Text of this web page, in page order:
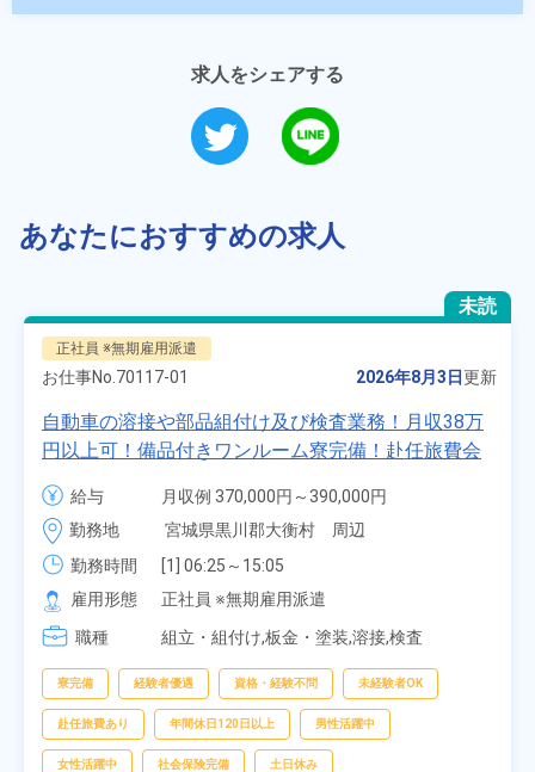
求人をシェアする
あなたにおすすめの求人
未読
正社員 ※無期雇用派遣
お仕事No. 70117-01 2026年8月3日更新
自動車の溶接や部品組付け及び検査業務！月収38万
円以上可！備品付きワンルーム寮完備！赴任旅費会
社負担★人気の土日休み！昇給＆業績賞与あり！
車・バイク通勤可！無料駐車場あり！カップルでの
応募OK★《宮城県大衡村》
給与
月収例 370,000円～390,000円
時給 1,700円～1,700円
勤務地
宮城県黒川郡大衡村　周辺
勤務時間
[1] 06:25～15:05
[2] 16:00～00:40
[3] 16:30～01:10
[4] 08:00～16:40
雇用形態
正社員 ※無期雇用派遣
職種
組立・組付け,板金・塗装,溶接,検査
寮完備 経験者優遇 資格・経験不問 未経験者OK
赴任旅費あり 年間休日120日以上 男性活躍中
女性活躍中 社会保険完備 土日休み